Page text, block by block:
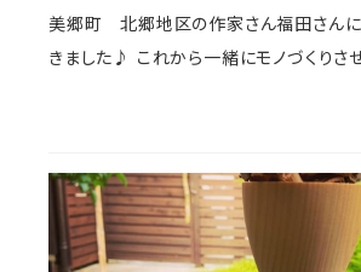
美郷町 北郷地区の作家さん福田さんに
きました♪ これから一緒にモノづくりさ